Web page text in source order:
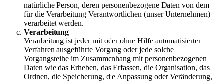
natürliche Person, deren personenbezogene Daten von dem
für die Verarbeitung Verantwortlichen (unser Unternehmen)
verarbeitet werden.
Verarbeitung
Verarbeitung ist jeder mit oder ohne Hilfe automatisierter
Verfahren ausgeführte Vorgang oder jede solche
Vorgangsreihe im Zusammenhang mit personenbezogenen
Daten wie das Erheben, das Erfassen, die Organisation, das
Ordnen, die Speicherung, die Anpassung oder Veränderung,